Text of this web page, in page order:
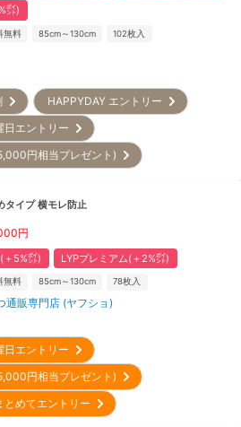
㌽)
無料 85cm～130cm 102枚入
HAPPYDAY エントリー
日エントリー
円相当プレゼント)
タイプ 横モレ防止
円
＋5%㌽) LYPプレミアム(＋2%㌽)
無料 85cm～130cm 78枚入
通販専門店 (ヤフショ)
日エントリー
円相当プレゼント)
とめてエントリー